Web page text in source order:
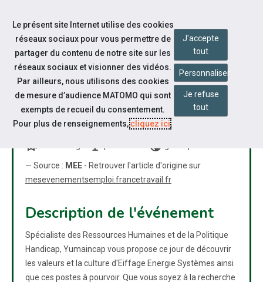
Aller au contenu
EIFFAGE ENERGIE SYSTÈMES
RECRUTE
bookmarks nest_cam_indoor public
— Source : MEE - Retrouver l'article d'origine sur
mesevenementsemploi.francetravail.fr
Description de l'événement
Spécialiste des Ressources Humaines et de la Politique
Handicap, Yumaincap vous propose ce jour de découvrir
les valeurs et la culture d'Eiffage Energie Systèmes ainsi
que ces postes à pourvoir. Que vous soyez à la recherche
Le présent site Internet utilise des cookies
réseaux sociaux pour vous permettre de
partager du contenu de notre site sur les
réseaux sociaux et visionner des vidéos.
Par ailleurs, nous utilisons des cookies
de mesure d’audience MATOMO qui sont
exempts de recueil du consentement.
Pour plus de renseignements,cliquez ici.
J'accepte
tout
Personnaliser
Je refuse
tout